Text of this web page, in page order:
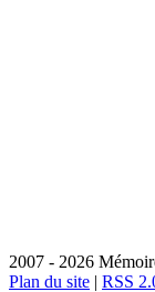
2007 - 2026
Plan du site | RSS